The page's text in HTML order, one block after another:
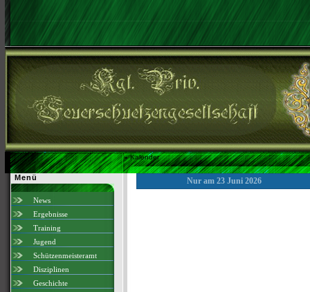
»Kalender
Menü
News
Ergebnisse
Training
Jugend
Schützenmeisteramt
Disziplinen
Geschichte
Nur am 23 Juni 2026